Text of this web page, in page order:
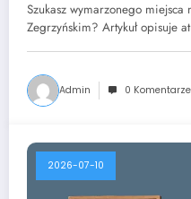
Szukasz wymarzonego
Zegrzyńskim? Artykuł opisuje
Admin 0 Komentarze
2026-07-10